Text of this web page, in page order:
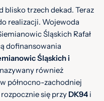
blisko trzech dekad. Teraz
realizacji. Wojewoda
Śląskich Rafał
dofinansowania
Śląskich i
również
północno-zachodniej
się przy DK94 i